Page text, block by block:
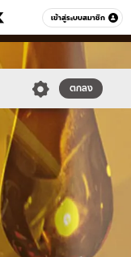
เข้าสู่ระบบสมาชิก
หมวดอื่นๆ
ตกลง